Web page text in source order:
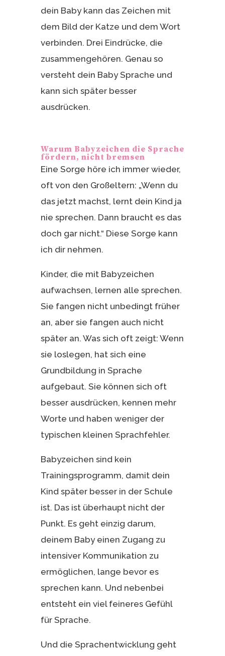
dein Baby kann das Zeichen mit
dem Bild der Katze und dem Wort
verbinden. Drei Eindrücke, die
zusammengehören. Genau so
versteht dein Baby Sprache und
kann sich später besser
ausdrücken.
Warum Babyzeichen die Sprache
fördern, nicht bremsen
Eine Sorge höre ich immer wieder,
oft von den Großeltern: „Wenn du
das jetzt machst, lernt dein Kind ja
nie sprechen. Dann braucht es das
doch gar nicht.“ Diese Sorge kann
ich dir nehmen.
Kinder, die mit Babyzeichen
aufwachsen, lernen alle sprechen.
Sie fangen nicht unbedingt früher
an, aber sie fangen auch nicht
später an. Was sich oft zeigt: Wenn
sie loslegen, hat sich eine
Grundbildung in Sprache
aufgebaut. Sie können sich oft
besser ausdrücken, kennen mehr
Worte und haben weniger der
typischen kleinen Sprachfehler.
Babyzeichen sind kein
Trainingsprogramm, damit dein
Kind später besser in der Schule
ist. Das ist überhaupt nicht der
Punkt. Es geht einzig darum,
deinem Baby einen Zugang zu
intensiver Kommunikation zu
ermöglichen, lange bevor es
sprechen kann. Und nebenbei
entsteht ein viel feineres Gefühl
für Sprache.
Und die Sprachentwicklung geht